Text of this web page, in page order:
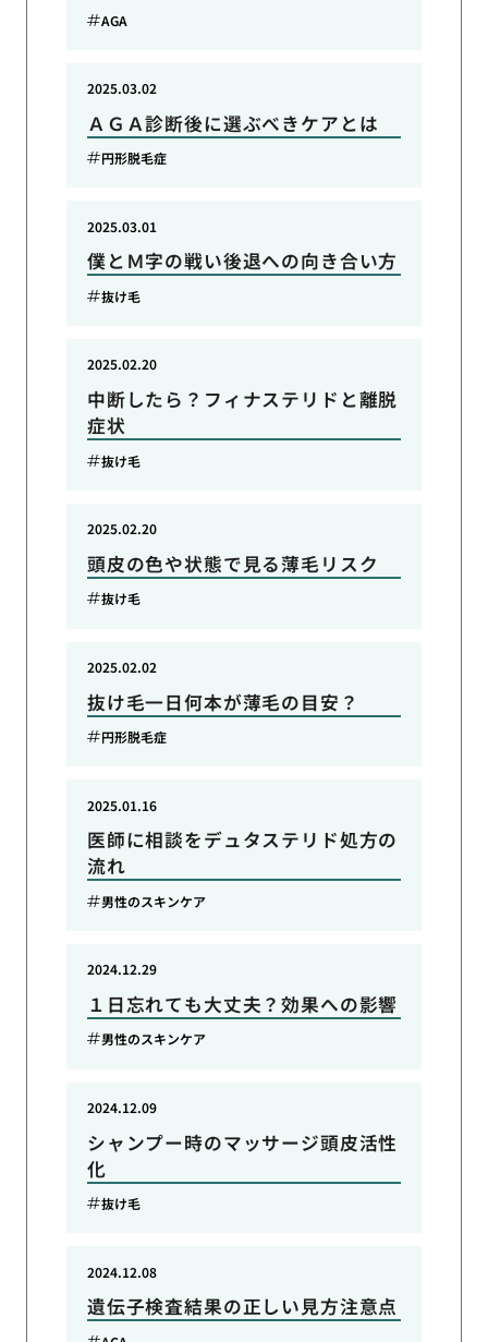
AGA
ＡＧＡ診断後に選ぶべきケアとは
2025.03.02
円形脱毛症
僕とＭ字の戦い後退への向き合い方
2025.03.01
抜け毛
中断したら？フィナステリドと離脱
症状
2025.02.20
抜け毛
頭皮の色や状態で見る薄毛リスク
2025.02.20
抜け毛
抜け毛一日何本が薄毛の目安？
2025.02.02
円形脱毛症
医師に相談をデュタステリド処方の
流れ
2025.01.16
男性のスキンケア
１日忘れても大丈夫？効果への影響
2024.12.29
男性のスキンケア
シャンプー時のマッサージ頭皮活性
化
2024.12.09
抜け毛
遺伝子検査結果の正しい見方注意点
2024.12.08